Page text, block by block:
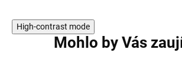
High-contrast mode
Mohlo by Vás